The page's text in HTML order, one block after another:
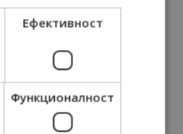
09:01
Ефективност
Функционалност